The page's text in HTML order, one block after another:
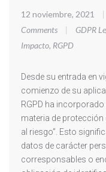
12 noviembre, 2021 |
Comments
| GDPR
Impacto, RGPD
Desde su entrada en
comienzo de su
RGPD ha
materia de protección
al riesgo”. Esto
datos de carácter
corresponsables o